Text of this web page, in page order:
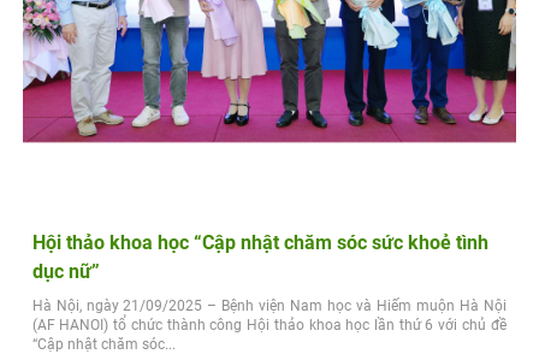
Hội thảo khoa học “Cập nhật chăm sóc sức khoẻ tình
dục nữ”
Hà Nội, ngày 21/09/2025 – Bệnh viện Nam học và Hiếm muộn Hà Nội
(AF HANOI) tổ chức thành công Hội thảo khoa học lần thứ 6 với chủ đề
“Cập nhật chăm sóc...